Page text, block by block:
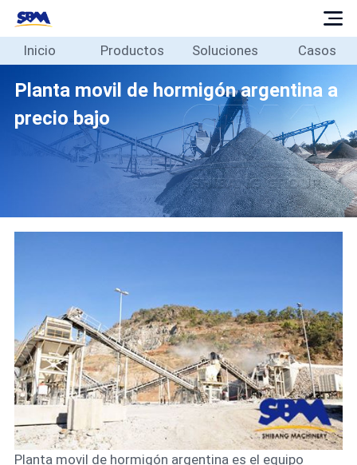
Inicio
Productos
Soluciones
Contacto
Inicio Productos Soluciones Casos
Planta movil de hormigón argentina a
precio bajo
Planta movil de hormigón argentina es el equipo